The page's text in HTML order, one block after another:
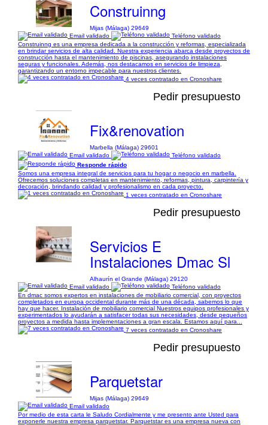
Construinng
Mijas (Málaga) 29649
Email validado
Teléfono validado
Construinng es una empresa dedicada a la construcción y reformas, especializada
en brindar servicios de alta calidad. Nuestra experiencia abarca desde proyectos de
construcción hasta el mantenimiento de piscinas, asegurando instalaciones
seguras y funcionales. Además, nos destacamos en servicios de limpieza,
garantizando un entorno impecable para nuestros clientes.
4 veces contratado en Cronoshare
Pedir presupuesto
Fix&renovation
Marbella (Málaga) 29601
Email validado
Teléfono validado
Responde rápido
Somos una empresa integral de servicios para tu hogar o negocio en marbella.
Ofrecemos soluciones completas en mantenimiento, reformas, pintura, carpintería y
decoración, brindando calidad y profesionalismo en cada proyecto.
1 veces contratado en Cronoshare
Pedir presupuesto
Servicios E
Instalaciones Dmac Sl
Alhaurín el Grande (Málaga) 29120
Email validado
Teléfono validado
En dmac somos expertos en instalaciones de mobiliario comercial, con proyectos
completados en europa occidental durante más de una década, sabemos lo que
hay que hacer. Instalación de mobiliario comercial Nuestros equipos profesionales y
experimentados lo ayudarán a satisfacer todas sus necesidades, desde pequeños
proyectos a medida hasta implementaciones a gran escala. Estamos aquí para...
7 veces contratado en Cronoshare
Pedir presupuesto
Parquetstar
Mijas (Málaga) 29649
Email validado
Por medio de esta carta le Saludo Cordialmente y me presento ante Usted para
exponerle nuestra empresa parquetstar. Parquetstar es una empresa nueva con